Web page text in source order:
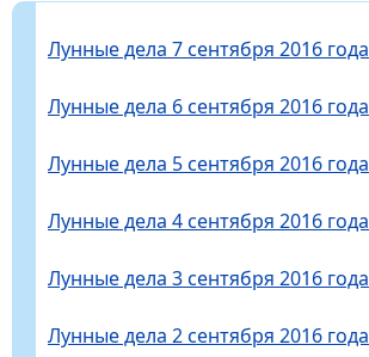
Лунные дела 7 сентября 2016 года
Лунные дела 6 сентября 2016 года
Лунные дела 5 сентября 2016 года
Лунные дела 4 сентября 2016 года
Лунные дела 3 сентября 2016 года
Лунные дела 2 сентября 2016 года